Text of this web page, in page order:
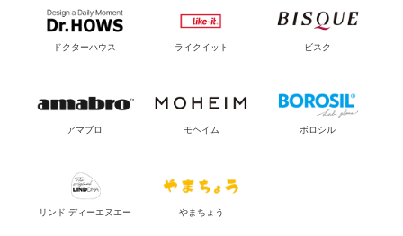
ドクターハウス ライクイット ビスク
アマブロ モヘイム ボロシル
リンド ディーエヌエー やまちょう